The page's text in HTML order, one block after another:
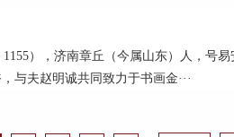
），济南章丘（今属山东）人，号
与夫赵明诚共同致力于书画金···